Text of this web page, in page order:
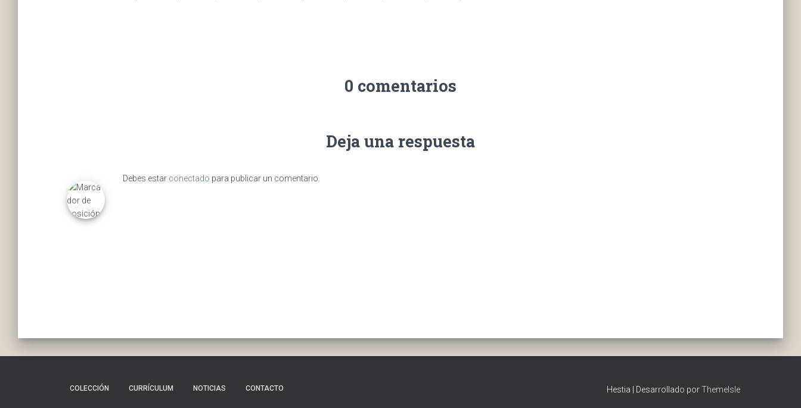
0 comentarios
Deja una respuesta
Debes estar conectado para publicar un comentario.
COLECCIÓN CURRÍCULUM NOTICIAS CONTACTO Hestia | Desarrollado porThemeIsle